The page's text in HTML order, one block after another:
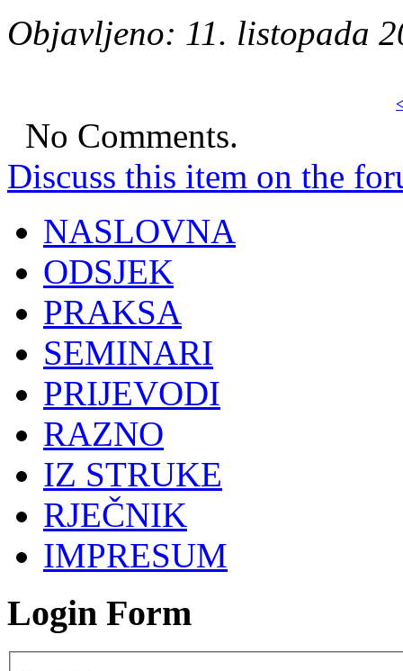
Objavljeno: 11. listopada
No Comments.
Discuss this item on the
NASLOVNA
ODSJEK
PRAKSA
SEMINARI
PRIJEVODI
RAZNO
IZ STRUKE
RJEČNIK
IMPRESUM
Login Form